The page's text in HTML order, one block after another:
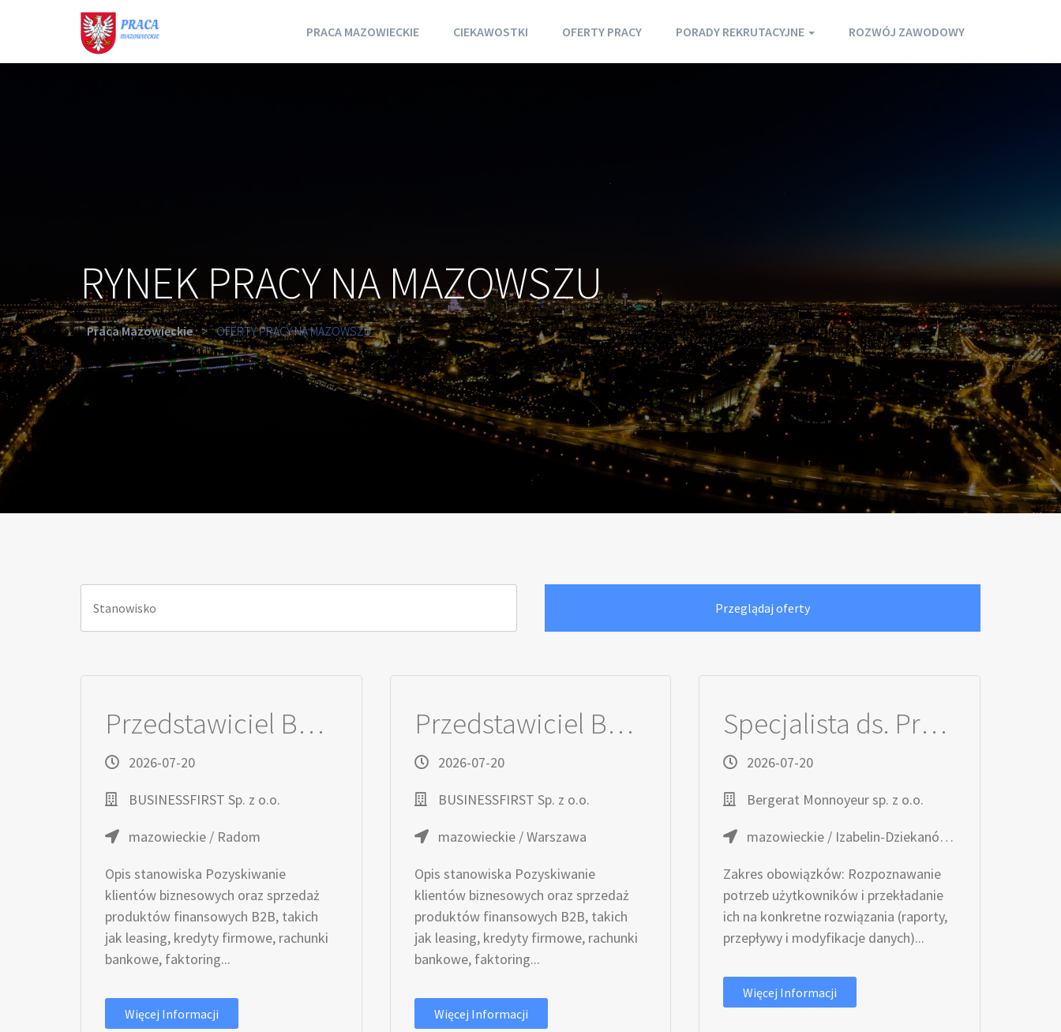
PRACA MAZOWIECKIE CIEKAWOSTKI OFERTY PRACY PORADY REKRUTACYJNE ROZWÓJ ZAWODOWY
RYNEK PRACY NA MAZOWSZU
Praca Mazowieckie > OFERTY PRACY NA MAZOWSZU
Przedstawiciel Bankowy / Przedstawicielka Bankowa ds. Małych i Średnich Przedsiębiorstw
2026-07-20
BUSINESSFIRST Sp. z o.o.
mazowieckie / Radom
Opis stanowiska Pozyskiwanie
klientów biznesowych oraz sprzedaż
produktów finansowych B2B, takich
jak leasing, kredyty firmowe, rachunki
bankowe, faktoring...
Więcej Informacji
Przedstawiciel Bankowy / Przedstawicielka Bankowa ds. Małych i Średnich Przedsiębiorstw
2026-07-20
BUSINESSFIRST Sp. z o.o.
mazowieckie / Warszawa
Opis stanowiska Pozyskiwanie
klientów biznesowych oraz sprzedaż
produktów finansowych B2B, takich
jak leasing, kredyty firmowe, rachunki
bankowe, faktoring...
Więcej Informacji
Specjalista ds. Przetwarzania Danych (K/M)
2026-07-20
Bergerat Monnoyeur sp. z o.o.
mazowieckie / Izabelin-Dziekanówek, Ul. Modlińska 11
Zakres obowiązków: Rozpoznawanie
potrzeb użytkowników i przekładanie
ich na konkretne rozwiązania (raporty,
przepływy i modyfikacje danych)...
Więcej Informacji